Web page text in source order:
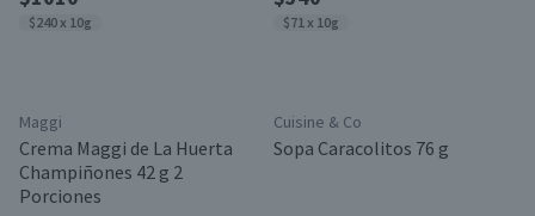
$240 x 10g
Maggi
Crema Maggi de La Huerta
Champiñones 42 g 2
Porciones
$71 x 10g
Cuisine & Co
Sopa Caracolitos 76 g